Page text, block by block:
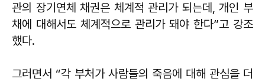
관의 장기연체 채권은 체계적 관리가 되는데, 개인 부
채에 대해서도 체계적으로 관리가 돼야 한다”고 강조
했다.
그러면서 “각 부처가 사람들의 죽음에 대해 관심을 더